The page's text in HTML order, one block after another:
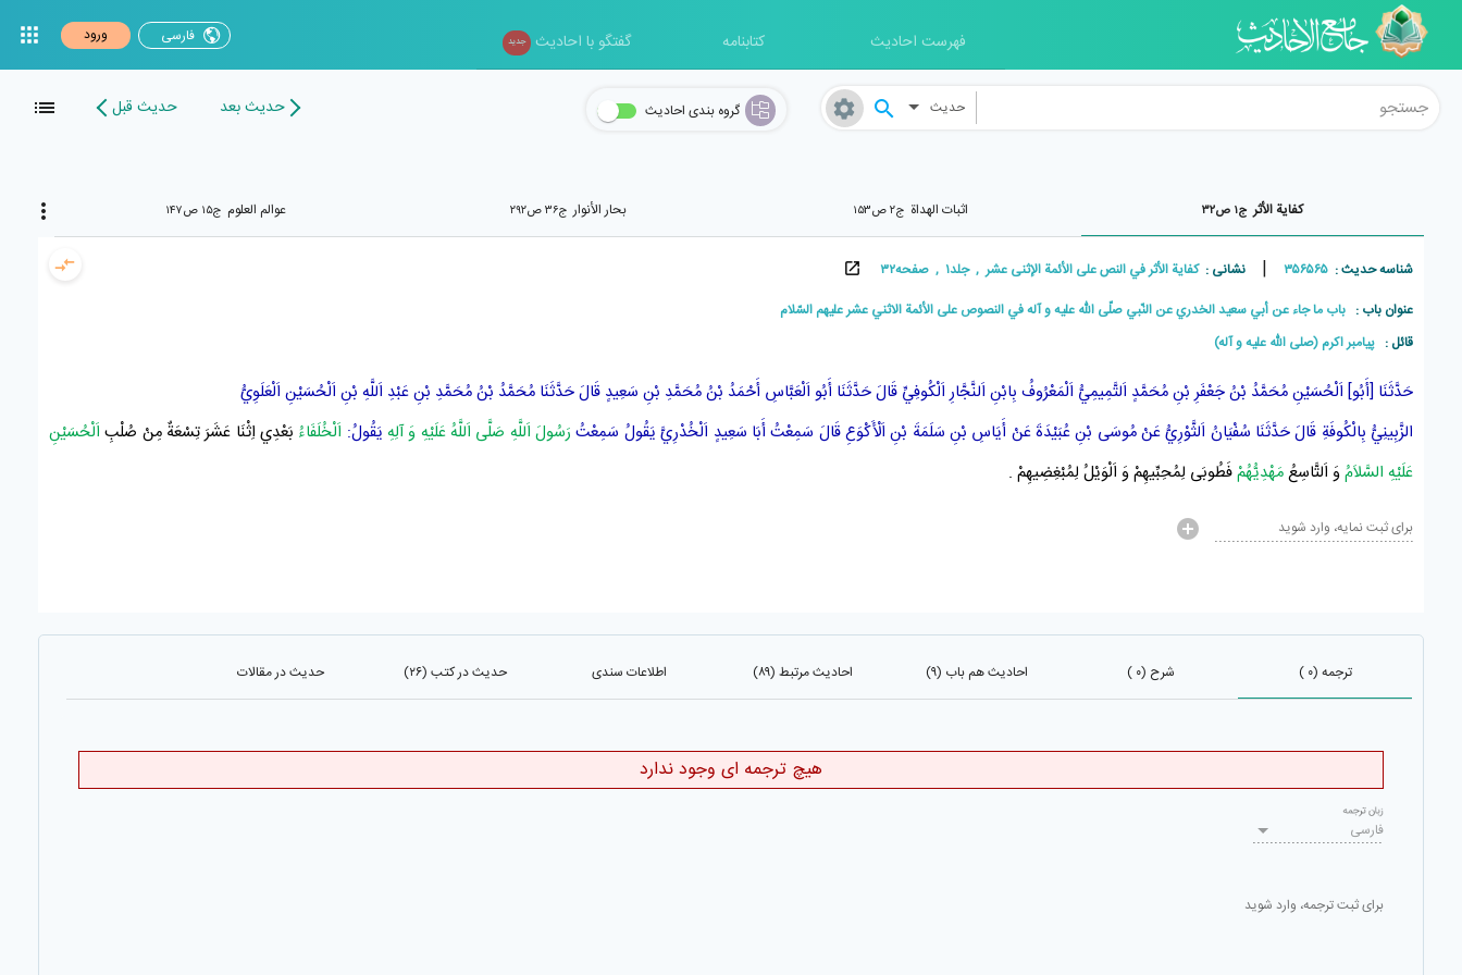
فهرست احادیث کتابنامه گفتگو با احادیث جدید فارسی ورود
حدیث گروه بندی احادیث حدیث بعد حدیث قبل
کفایة الأثر ج۱ ص۳۲ اثبات الهداة ج۲ ص۱۵۳ بحار الأنوار ج۳۶ ص۲۹۲ عوالم العلوم ج۱۵ ص۱۴۷
شناسه حدیث : ۳۵۶۵۶۵ | نشانی :کفاية الأثر في النص على الأئمة الإثنی عشر , جلد۱ , صفحه۳۲
عنوان باب : باب ما جاء عن أبي سعيد الخدري عن النّبي صلّى اللّه عليه و آله في النصوص على الأئمة الاثني عشر عليهم السّلام
قائل : پيامبر اکرم (صلی الله علیه و آله)
حَدَّثَنَا [أَبُو] اَلْحُسَيْنِ مُحَمَّدُ بْنُ جَعْفَرِ بْنِ مُحَمَّدٍ اَلتَّمِيمِيُّ اَلْمَعْرُوفُ بِابْنِ اَلنَّجَّارِ اَلْكُوفِيِّ قَالَ حَدَّثَنَا أَبُو اَلْعَبَّاسِ أَحْمَدُ بْنُ مُحَمَّدِ بْنِ سَعِيدٍ قَالَ حَدَّثَنَا مُحَمَّدُ بْنُ مُحَمَّدِ بْنِ عَبْدِ اَللَّهِ بْنِ اَلْحُسَيْنِ اَلْعَلَوِيُّ
الزَّبِينِيُّ بِالْكُوفَةِ قَالَ حَدَّثَنَا سُفْيَانُ اَلثَّوْرِيُّعَنْمُوسَى بْنِ عُبَيْدَةَعَنْ أَيَاسِ بْنِ سَلَمَةَ بْنِ اَلْأَكْوَعِقَالَ سَمِعْتُأَبَا سَعِيدٍ اَلْخُدْرِيَّيَقُولُ سَمِعْتُ رَسُولَ اَللَّهِ صَلَّى اَللَّهُ عَلَيْهِ وَ آلِهِيَقُولُ: اَلْخُلَفَاءُ بَعْدِي اِثْنَا عَشَرَ تِسْعَةٌ مِنْ صُلْبِ اَلْحُسَيْنِ
عَلَيْهِ السَّلاَمُوَ اَلتَّاسِعُمَهْدِيُّهُمْفَطُوبَى لِمُحِبِّيهِمْ وَ اَلْوَيْلُ لِمُبْغِضِيهِمْ .
برای ثبت نمایه، وارد شوید
ترجمه (۰ ) شرح (۰ ) احادیث هم باب (۹) احادیث مرتبط (۸۹) اطلاعات سندی حدیث در کتب (۲۶) حدیث در مقالات
هیچ ترجمه ای وجود ندارد
فارسی
زبان ترجمه
برای ثبت ترجمه، وارد شوید